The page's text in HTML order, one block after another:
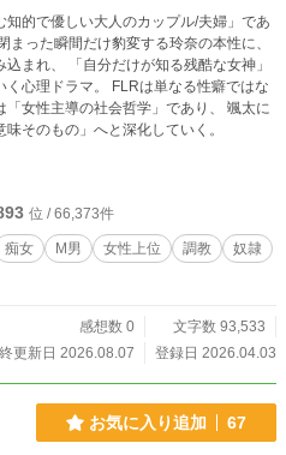
知的で優しい大人のカップル/夫婦」であ
知る残酷な女神」
FLRは単なる性癖ではな
性主導の社会哲学」であり、 颯太に
味そのもの」へと深化していく。
位 / 66,373件
痴女 M男 女性上位 調教
奴隷
感想数 0
文字数 93,533
更新日 2026.08.07
登録日 2026.04.03
お気に入り追加 67